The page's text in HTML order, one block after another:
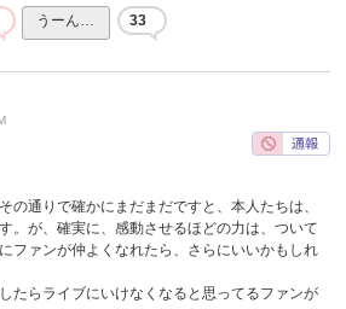
うーん… 33
の通りで確かにまだまだですと、本人たちは、
。が、確実に、感動させるほどの力は、ついて
ファンが仲よくなれたら、さらにいいかもしれ
たらライブにいけなくなると思ってるファンが